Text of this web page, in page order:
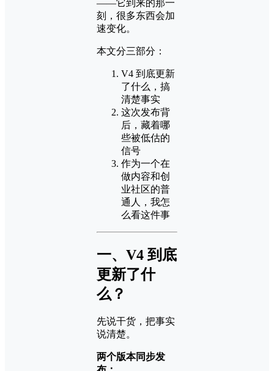
——它到来的那一
刻，很多东西会加
速变化。
本文分三部分：
V4 到底更新
了什么，搞
清楚事实
这次发布背
后，藏着哪
些被低估的
信号
作为一个在
做内容和创
业社区的普
通人，我怎
么看这件事
一、V4 到底
更新了什
么？
先说干货，把事实
说清楚。
两个版本同步发